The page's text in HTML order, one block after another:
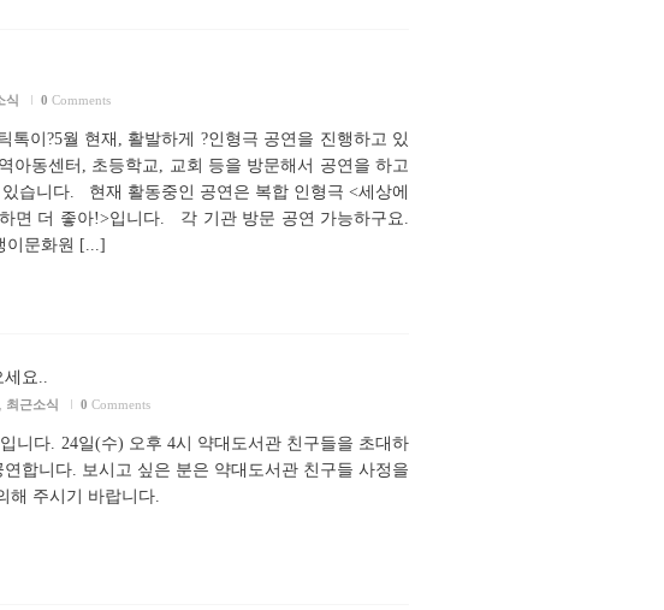
식 0 Comments
이?5월 현재, 활발하게 ?인형극 공연을 진행하고 있
동센터, 초등학교, 교회 등을 방문해서 공연을 하고
습니다. 현재 활동중인 공연은 복합 인형극 <세상에
면 더 좋아!>입니다. 각 기관 방문 공연 가능하구요.
이문화원 [...]
세요..
최근소식 0 Comments
니다. 24일(수) 오후 4시 약대도서관 친구들을 초대하
합니다. 보시고 싶은 분은 약대도서관 친구들 사정을
해 주시기 바랍니다.